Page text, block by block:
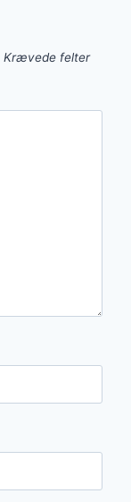
Krævede felter